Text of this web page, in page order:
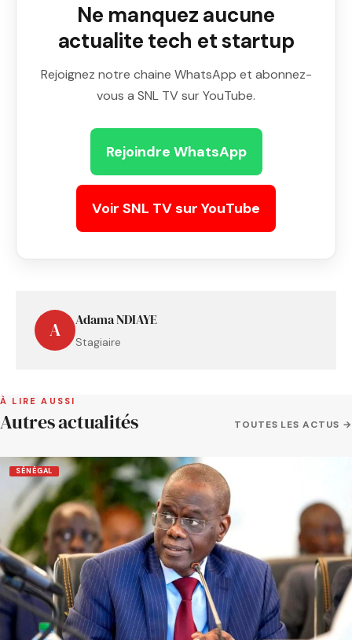
Ne manquez aucune
actualite tech et startup
Rejoignez notre chaine WhatsApp et abonnez-
vous a SNL TV sur YouTube.
Rejoindre WhatsApp
Voir SNL TV sur YouTube
A Adama NDIAYE
Stagiaire
À LIRE AUSSI
Autres actualités TOUTES LES ACTUS →
SÉNÉGAL